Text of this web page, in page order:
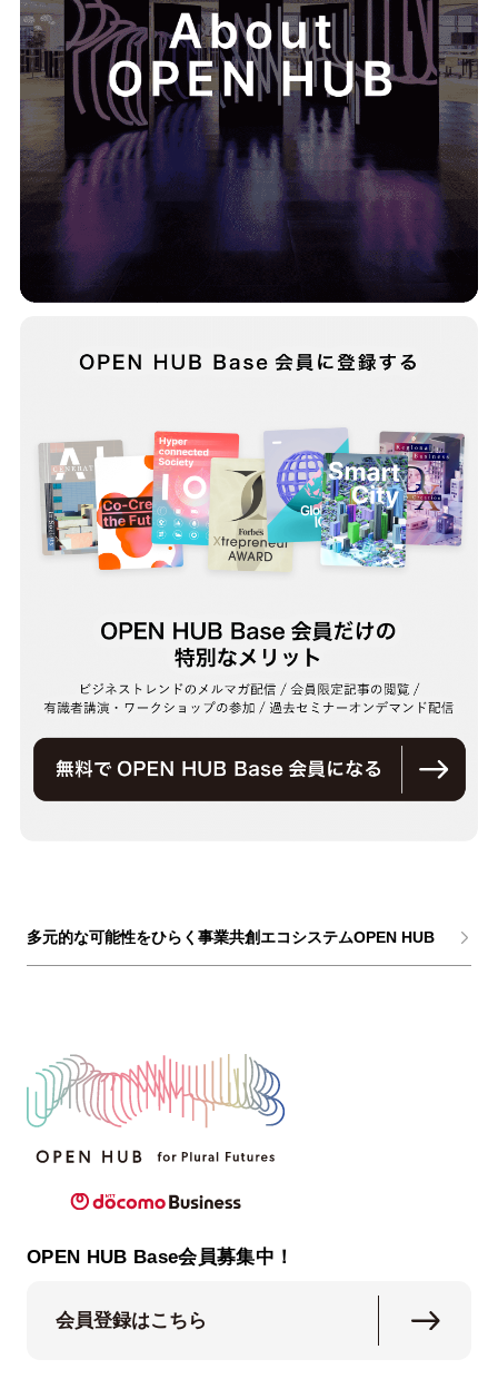
多元的な可能性をひらく事業共創エコシステムOPEN HUB
OPEN HUB Base会員募集中！
会員登録はこちら